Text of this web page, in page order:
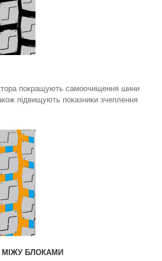
покращують самоочищення шини
підвищують показники зчеплення
МІЖУ БЛОКАМИ